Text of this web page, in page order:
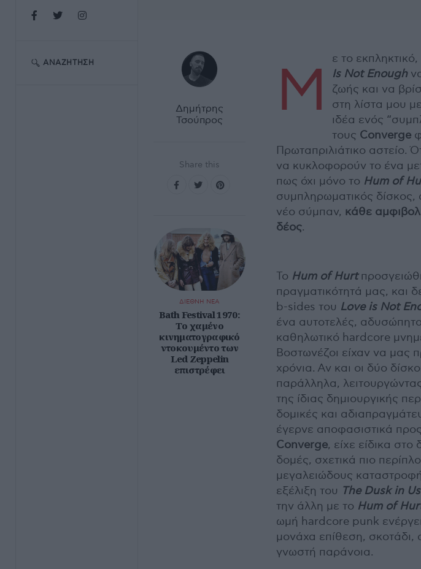
ΑΝΑΖΉΤΗΣΗ
Δημήτρης
Τσούπρος
Share this
ΔΙΕΘΝΗ ΝΕΑ
Bath Festival 1970:
Το χαμένο
κινηματογραφικό
ντοκουμέντο των
Led Zeppelin
επιστρέφει
Μ ε το
Is Not Enough
ζωής και να
στη λίστα μου
ιδέα ενός
τους Converge
Πρωταπριλιάτικο αστείο.
να κυκλοφορούν το ένα
πως όχι μόνο το Hum of
συμπληρωματικός δίσκος,
νέο σύμπαν, κάθε
δέος.
Το Hum of Hurt
πραγματικότητά μας, και
b-sides του Love is Not
ένα αυτοτελές,
καθηλωτικό hardcore
Βοστωνέζοι είχαν να μας
χρόνια. Αν και οι δύο
παράλληλα,
της ίδιας δημιουργικής
δομικές και
έγερνε αποφασιστικά
Converge, είχε είδικα στο
δομές, σχετικά πιο
μεγαλειώδους
εξέλιξη του The Dusk in Us
την άλλη με το Hum of
ωμή hardcore punk
μονάχα επίθεση, σκοτάδι,
γνωστή παράνοια.